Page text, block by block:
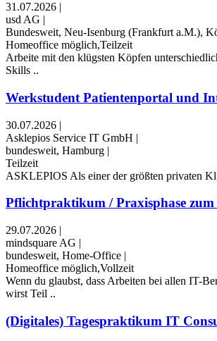
31.07.2026 |
usd AG |
Bundesweit, Neu-Isenburg (Frankfurt a.M.),
Homeoffice möglich,Teilzeit
Arbeite mit den klügsten Köpfen
Skills ..
Werkstudent Patientenportal und
30.07.2026 |
Asklepios Service IT GmbH |
bundesweit, Hamburg |
Teilzeit
ASKLEPIOS Als einer der größten privaten
Pflichtpraktikum / Praxisphase
29.07.2026 |
mindsquare AG |
bundesweit, Home-Office |
Homeoffice möglich,Vollzeit
Wenn du glaubst, dass Arbeiten bei allen IT-
wirst Teil ..
(Digitales) Tagespraktikum IT